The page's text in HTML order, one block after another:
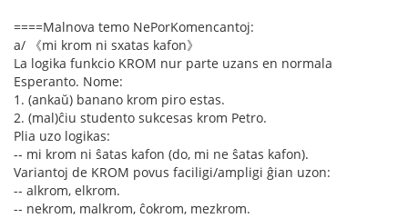
====Malnova temo NePorKomencantoj:
a/ 《mi krom ni sxatas kafon》
La logika funkcio KROM nur parte uzans en normala
Esperanto. Nome:
1. (ankaŭ) banano krom piro estas.
2. (mal)ĉiu studento sukcesas krom Petro.
Plia uzo logikas:
-- mi krom ni ŝatas kafon (do, mi ne ŝatas kafon).
Variantoj de KROM povus faciligi/ampligi ĝian uzon:
-- alkrom, elkrom.
-- nekrom, malkrom, ĉokrom, mezkrom.